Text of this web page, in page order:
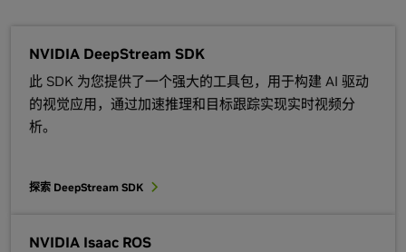
NVIDIA DeepStream SDK
此 SDK 为您提供了一个强大的工具包，用于构建 AI 驱动
的视觉应用，通过加速推理和目标跟踪实现实时视频分
析。
探索 DeepStream SDK
NVIDIA Isaac ROS